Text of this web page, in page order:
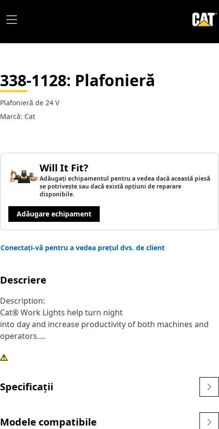
338-1128: Plafonieră
Plafonieră de 24 V
Marcă: Cat
Will It Fit?
Adăugați echipamentul pentru a vedea dacă această piesă
se potrivește sau dacă există opțiuni de reparare
disponibile.
Adăugare echipament
Conectați-vă pentru a vedea prețul dvs. de client
Descriere
Description:
Cat® Work Lights help turn night
into day and increase productivity of both machines and
operators.
Attributes:
demanding vibration levels of both large and small
machines
and can be retrofitted to older machines
Specificații
Modele compatibile